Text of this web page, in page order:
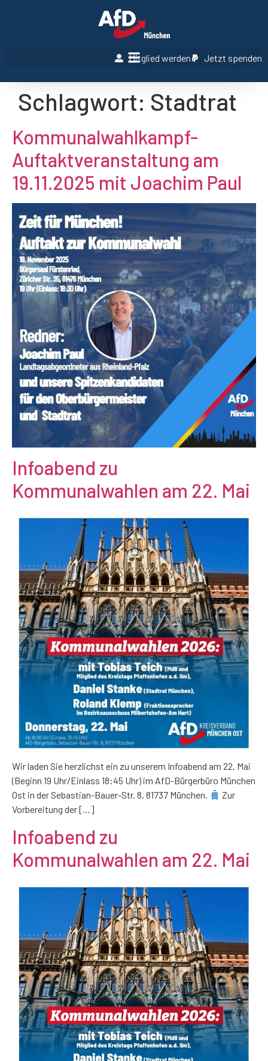
Mitglied werden Jetzt spenden
Schlagwort: Stadtrat
Kommunalwahlkampf-
Auftaktveranstaltung am
19.11.2025 mit Joachim Paul
Infoabend zu
Kommunalwahlen am 22. Mai
Wir laden Sie herzlichst ein zu unserem Infoabend am 22. Mai
(Beginn 19 Uhr/Einlass 18:45 Uhr) im AfD-Bürgerbüro München
Ost in der Sebastian-Bauer-Str. 8, 81737 München.
Zur
Vorbereitung der […]
Infoabend zu
Kommunalwahlen am 22. Mai